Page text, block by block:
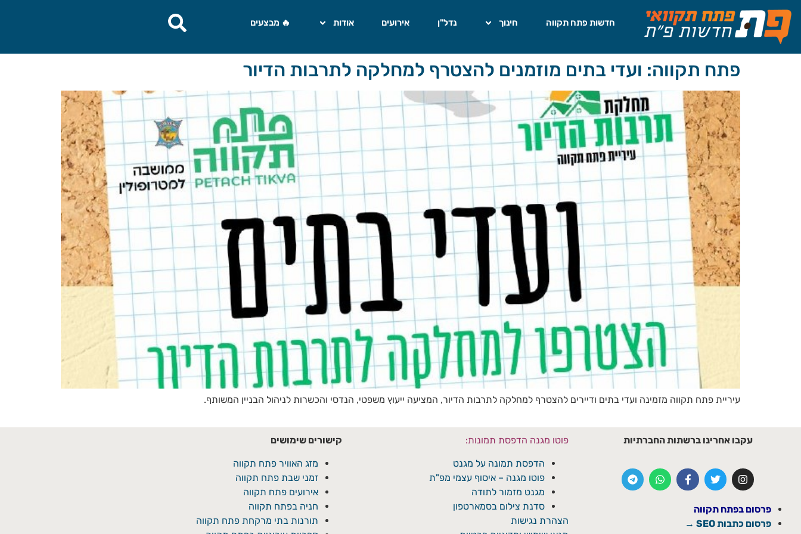
לתוכן
חדשות פתח תקווה חינוך נדל"ן אירועים אודות 🔥 מבצעים
פתח תקווה: ועדי בתים מוזמנים להצטרף למחלקה לתרבות הדיור
עיריית פתח תקווה מזמינה ועדי בתים ודיירים להצטרף למחלקה לתרבות הדיור, המציעה ייעוץ משפטי, הנדסי והכשרות לניהול הבניין המשותף.
עקבו אחרינו ברשתות החברתיות
פרסום בפתח תקווה
פרסום כתבות SEO →
פוטו מגנה הדפסת תמונות:
הדפסת תמונה על מגנט
פוטו מגנה – איסוף עצמי מפ"ת
מגנט מזמור לתודה
סדנת צילום בסמארטפון
הצהרת נגישות
קישורים שימושים
מזג האוויר פתח תקווה
זמני שבת פתח תקווה
אירועים פתח תקווה
חניה בפתח תקווה
תורנות בתי מרקחת פתח תקווה